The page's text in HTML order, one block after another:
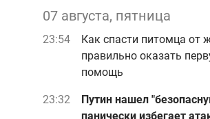
07 августа, пятница
23:54
Как спасти питомца от
правильно оказать
помощь
23:32
Путин нашел
панически избегает